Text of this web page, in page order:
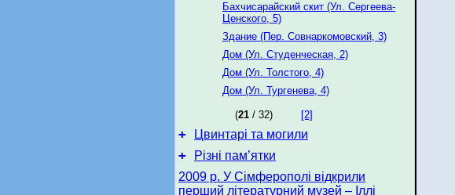
Бахчисарайский скит (Ул. Сергеева-
Ценского, 5)
Здание (Пер. Совнаркомовский, 3)
Дом (Ул. Студенческая, 2)
Дом (Ул. Толстого, 4)
Дом (Ул. Тургенева, 4)
(21 / 32) [2]
+ Цвинтарі та могили
+
Різні пам’ятки
2009 р. У Сімферополі відкрили
перший літературний музей – Іллі